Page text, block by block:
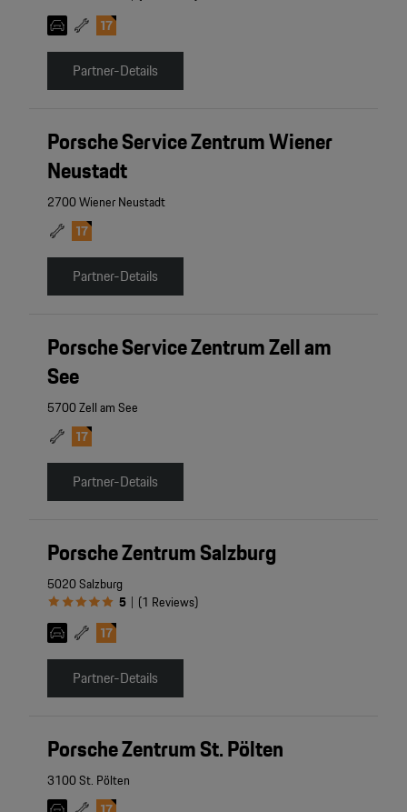
Partner-Details
Porsche Service Zentrum Wiener
Neustadt
2700 Wiener Neustadt
Partner-Details
Porsche Service Zentrum Zell am
See
5700 Zell am See
Partner-Details
Porsche Zentrum Salzburg
5020 Salzburg
5 | (1 Reviews)
Partner-Details
Porsche Zentrum St. Pölten
3100 St. Pölten